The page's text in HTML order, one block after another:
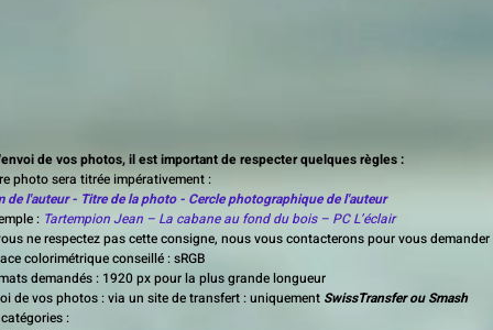
de vos photos, il est important de respecter quelques règles :
photo sera titrée impérativement :
de l'auteur - Titre de la photo - Cercle photographique de l'auteur
: Tartempion Jean – La cabane au fond du bois – PC L’éclair
ne respectez pas cette consigne, nous vous contacterons pour vous demander
colorimétrique conseillé : sRGB
demandés : 1920 px pour la plus grande longueur
de vos photos :via un site de transfert : uniquement SwissTransfer ou Smash
: